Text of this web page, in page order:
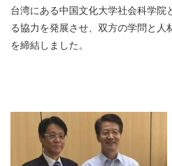
台湾にある中国文化大学社会科学院
る協力を発展させ、双方の学問と人
を締結しました。